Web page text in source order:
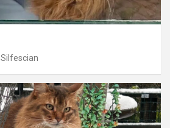
Silfescian